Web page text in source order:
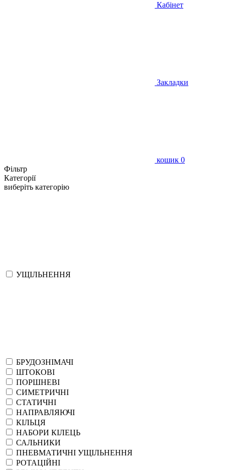
Кабінет
Закладки
кошик 0
Фільтр
Категорії
виберіть категорію
УЩІЛЬНЕННЯ
БРУДОЗНІМАЧІ
ШТОКОВІ
ПОРШНЕВІ
СИМЕТРИЧНІ
СТАТИЧНІ
НАПРАВЛЯЮЧІ
КІЛЬЦЯ
НАБОРИ КІЛЕЦЬ
САЛЬНИКИ
ПНЕВМАТИЧНІ УЩІЛЬНЕННЯ
РОТАЦІЙНІ